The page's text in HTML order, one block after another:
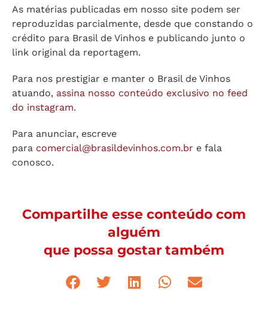
As matérias publicadas em nosso site podem ser
reproduzidas parcialmente, desde que constando o
crédito para Brasil de Vinhos e publicando junto o
link original da reportagem.
Para nos prestigiar e manter o Brasil de Vinhos
atuando, assina nosso conteúdo exclusivo no feed
do instagram.
Para anunciar, escreve
para comercial@brasildevinhos.com.br e fala
conosco.
Compartilhe esse conteúdo com
alguém
que possa gostar também